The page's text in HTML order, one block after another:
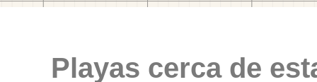
Playas cerca de